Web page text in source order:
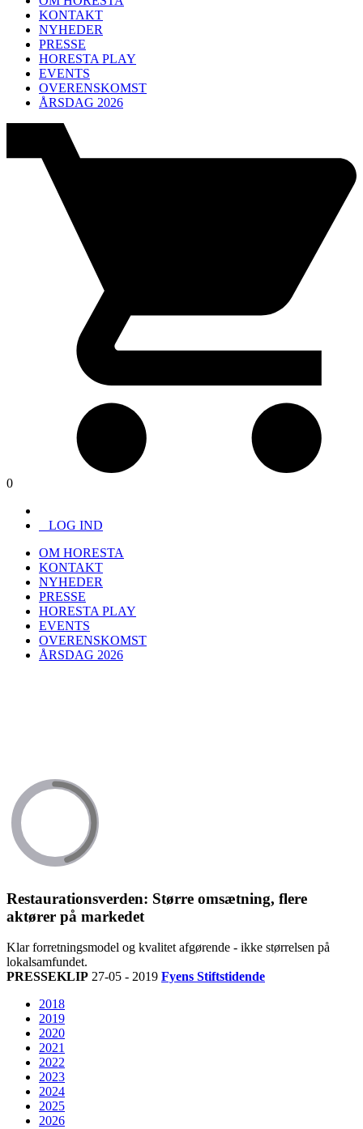
KONTAKT
NYHEDER
PRESSE
HORESTA PLAY
EVENTS
OVERENSKOMST
ÅRSDAG 2026
0
LOG IND
OM HORESTA
KONTAKT
NYHEDER
PRESSE
HORESTA PLAY
EVENTS
OVERENSKOMST
ÅRSDAG 2026
Restaurationsverden: Større omsætning, flere
aktører på markedet
Klar forretningsmodel og kvalitet afgørende - ikke størrelsen på
lokalsamfundet.
PRESSEKLIP 27-05 - 2019 Fyens Stiftstidende
2018
2019
2020
2021
2022
2023
2024
2025
2026